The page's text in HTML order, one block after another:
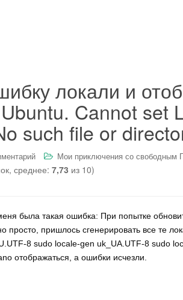
локали и
Ubuntu. Cannot set
such file or
Мои приключения со свободным
среднее: 7,73 из 10)
была такая ошибка: При попытке
просто, пришлось сгенерировать все те
8 sudo locale-gen uk_UA.UTF-8 sudo
отображаться, а ошибки исчезли.